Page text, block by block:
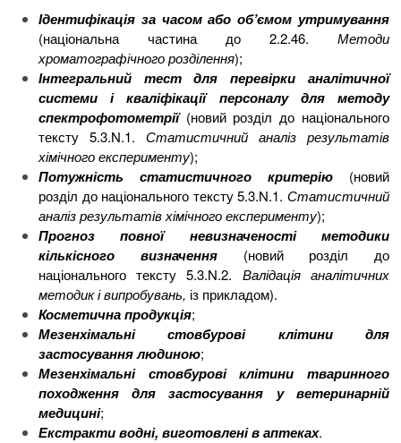
Ідентифікація за часом або об’ємом утримування
(національна частина до 2.2.46. Методи
хроматографічного розділення);
Інтегральний тест для перевірки аналітичної
системи і кваліфікації персоналу для методу
спектрофотометрії(новий розділ до національного
тексту 5.3.N.1. Статистичний аналіз результатів
хімічного експерименту);
Потужність статистичного критерію(новий
розділ до національного тексту 5.3.N.1. Статистичний
аналіз результатів хімічного експерименту);
Прогноз повної невизначеності методики
кількісного визначення (новий розділ до
національного тексту 5.3.N.2. Валідація аналітичних
методик і випробувань, із прикладом).
Косметична продукція;
Мезенхімальні стовбурові клітини для
застосування людиною;
Мезенхімальні стовбурові клітини тваринного
походження для застосування у ветеринарній
медицині;
Екстракти водні, виготовлені в аптеках.